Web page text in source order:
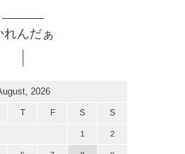
れんだぁ
2026
T F S S
1 2